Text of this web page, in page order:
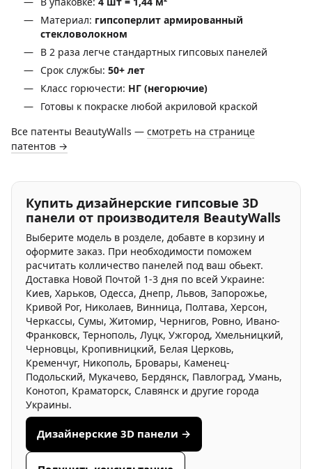
Материал: гипсоперлит армированный
стекловолокном
В 2 раза легче стандартных гипсовых панелей
Срок службы: 50+ лет
Класс горючести: НГ (негорючие)
Готовы к покраске любой акриловой краской
Все патенты BeautyWalls — смотреть на странице
патентов →
Купить дизайнерские гипсовые 3D
панели от производителя BeautyWalls
Выберите модель в розделе, добавте в корзину и
оформите заказ. При необходимости поможем
расчитать колличество панелей под ваш обьект.
Доставка Новой Почтой 1-3 дня по всей Украине:
Киев, Харьков, Одесса, Днепр, Львов, Запорожье,
Кривой Рог, Николаев, Винница, Полтава, Херсон,
Черкассы, Сумы, Житомир, Чернигов, Ровно, Ивано-
Франковск, Тернополь, Луцк, Ужгород, Хмельницкий,
Черновцы, Кропивницкий, Белая Церковь,
Кременчуг, Никополь, Бровары, Каменец-
Подольский, Мукачево, Бердянск, Павлоград, Умань,
Конотоп, Краматорск, Славянск и другие города
Украины.
Дизайнерские 3D панели →